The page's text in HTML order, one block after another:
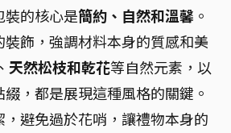
裝的核心是簡約、自然和溫馨 。
飾，強調材料本身的質感和美
、 天然松枝和乾花等自然元素，以
綴，都是展現這種風格的關鍵。
避免過於花哨，讓禮物本身的